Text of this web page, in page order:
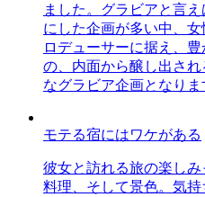
ました。グラビアと言
にした企画が多い中、
ロデューサーに据え、
の、内面から醸し出さ
なグラビア企画となりま
モテる宿にはワケがある
彼女と訪れる旅の楽し
料理、そして景色。気